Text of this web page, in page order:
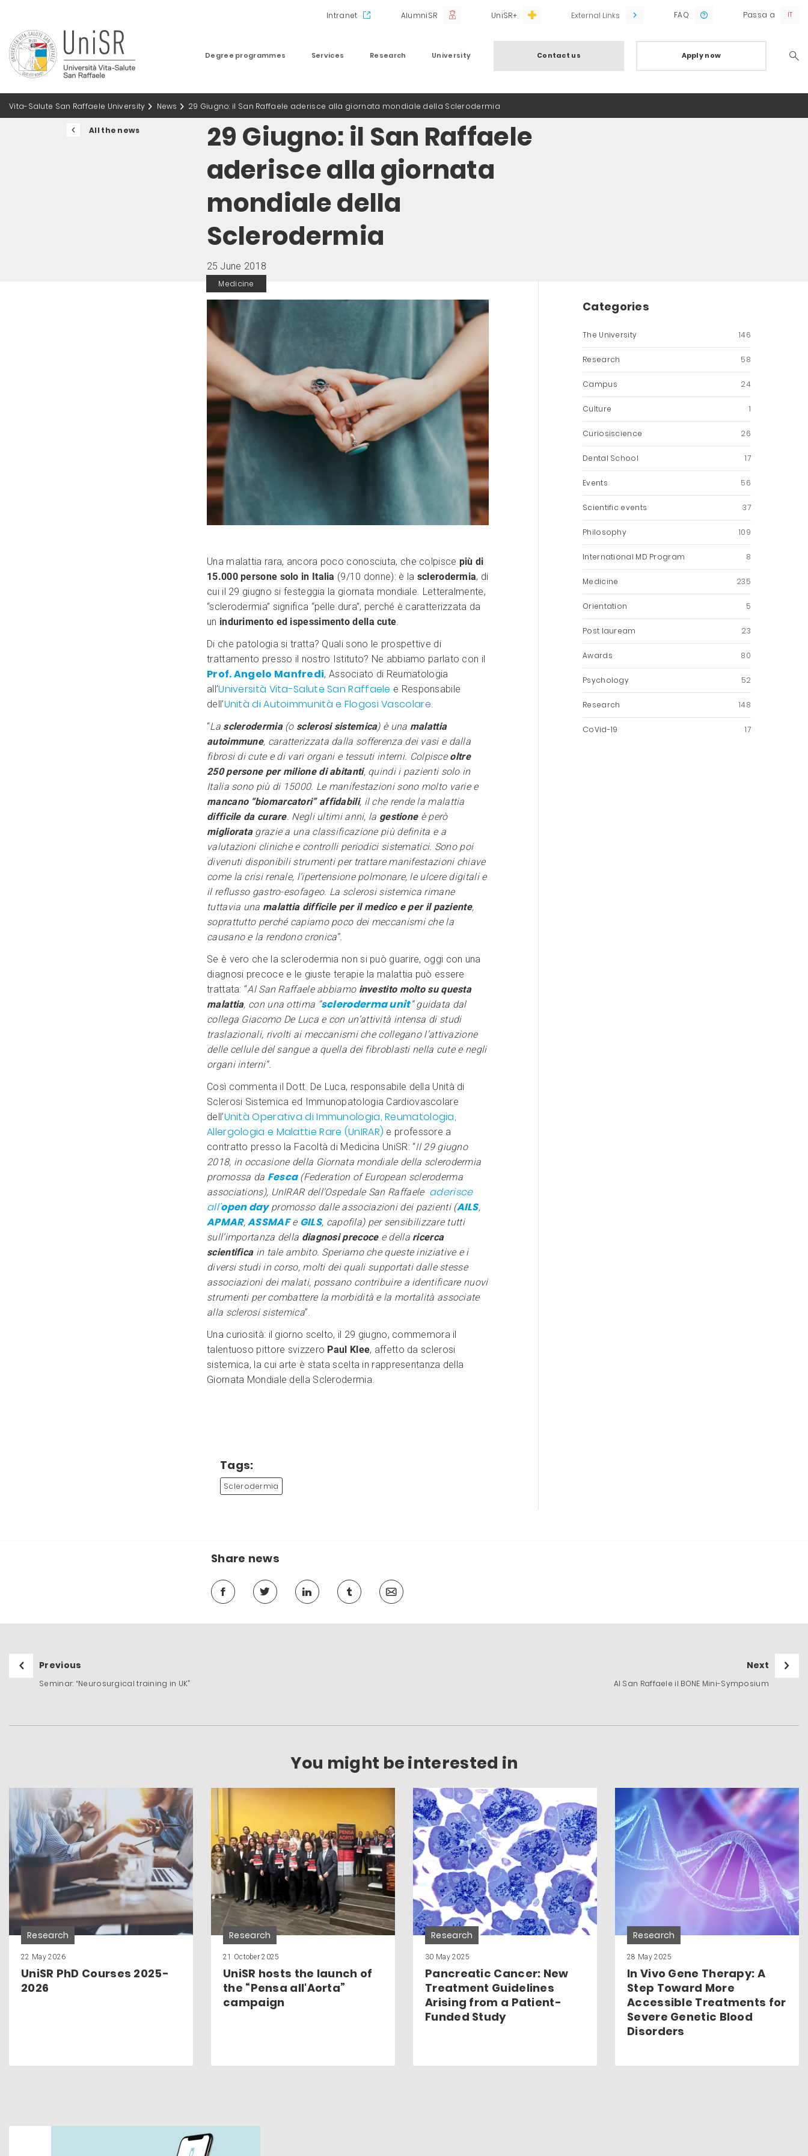
Intranet AlumniSR UniSR+ External Links FAQ Passa a
Degree programmes Services Research University Contact us Apply now
Vita-Salute San Raffaele University News 29 Giugno: il San Raffaele aderisce alla giornata mondiale della Sclerodermia
All the news
29 Giugno: il San Raffaele
aderisce alla giornata
mondiale della
Sclerodermia
25 June 2018
Medicine
Una malattia rara, ancora poco conosciuta, che colpisce più di
15.000 persone solo in Italia (9/10 donne): è la sclerodermia, di
cui il 29 giugno si festeggia la giornata mondiale. Letteralmente,
“sclerodermia” significa “pelle dura”, perché è caratterizzata da
un indurimento ed ispessimento della cute.
Di che patologia si tratta? Quali sono le prospettive di
trattamento presso il nostro Istituto? Ne abbiamo parlato con il
Prof. Angelo Manfredi, Associato di Reumatologia
all’Università Vita-Salute San Raffaele e Responsabile
dell’Unità di Autoimmunità e Flogosi Vascolare.
“La sclerodermia (o sclerosi sistemica) è una malattia
autoimmune, caratterizzata dalla sofferenza dei vasi e dalla
fibrosi di cute e di vari organi e tessuti interni. Colpisce oltre
250 persone per milione di abitanti, quindi i pazienti solo in
Italia sono più di 15000. Le manifestazioni sono molto varie e
mancano “biomarcatori” affidabili, il che rende la malattia
difficile da curare. Negli ultimi anni, la gestioneè però
miglioratagrazie a una classificazione più definita e a
valutazioni cliniche e controlli periodici sistematici. Sono poi
divenuti disponibili strumenti per trattare manifestazioni chiave
come la crisi renale, l’ipertensione polmonare, le ulcere digitali e
il reflusso gastro-esofageo. La sclerosi sistemica rimane
tuttavia una malattia difficile per il medico e per il paziente,
soprattutto perché capiamo poco dei meccanismi che la
causano e la rendono cronica”.
Se è vero che la sclerodermia non si può guarire, oggi con una
diagnosi precoce e le giuste terapie la malattia può essere
trattata: “Al San Raffaele abbiamo investito molto su questa
malattia, con una ottima “scleroderma unit” guidata dal
collega Giacomo De Luca e con un’attività intensa di studi
traslazionali, rivolti ai meccanismi che collegano l’attivazione
delle cellule del sangue a quella dei fibroblasti nella cute e negli
organi interni”.
Così commenta il Dott. De Luca, responsabile della Unità di
Sclerosi Sistemica ed Immunopatologia Cardiovascolare
dell’Unità Operativa di Immunologia, Reumatologia,
Allergologia e Malattie Rare (UnIRAR) e professore a
contratto presso la Facoltà di Medicina UniSR: “Il 29 giugno
2018, in occasione della Giornata mondiale della sclerodermia
promossa da Fesca(Federation of European scleroderma
associations), UnIRAR dell’Ospedale San Raffaele aderisce
all’open daypromosso dalle associazioni dei pazienti (AILS,
APMAR,ASSMAFe GILS, capofila) per sensibilizzare tutti
sull’importanza della diagnosi precocee della ricerca
scientificain tale ambito. Speriamo che queste iniziative e i
diversi studi in corso, molti dei quali supportati dalle stesse
associazioni dei malati, possano contribuire a identificare nuovi
strumenti per combattere la morbidità e la mortalità associate
alla sclerosi sistemica”.
Una curiosità: il giorno scelto, il 29 giugno, commemora il
talentuoso pittore svizzero Paul Klee, affetto da sclerosi
sistemica, la cui arte è stata scelta in rappresentanza della
Giornata Mondiale della Sclerodermia.
Tags:
Sclerodermia
Categories
The University 146
Research 58
Campus 24
Culture 1
Curiosiscience 26
Dental School 17
Events 56
Scientific events 37
Philosophy 109
International MD Program 8
Medicine 235
Orientation 5
Post lauream 23
Awards 80
Psychology 52
Research 148
CoVid-19 17
Share news
Previous
Seminar: “Neurosurgical training in UK”
Next
Al San Raffaele il BONE Mini-Symposium
You might be interested in
Research
22 May 2026
UniSR PhD Courses 2025-
2026
Research
21 October 2025
UniSR hosts the launch of
the “Pensa all'Aorta”
campaign
Research
30 May 2025
Pancreatic Cancer: New
Treatment Guidelines
Arising from a Patient-
Funded Study
Research
28 May 2025
In Vivo Gene Therapy: A
Step Toward More
Accessible Treatments for
Severe Genetic Blood
Disorders